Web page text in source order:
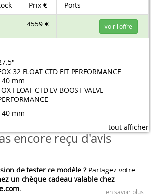
Prix €
Ports
- 4559 € - Voir l'offre
32 FLOAT CTD FIT PERFORMANCE
mm
FLOAT CTD LV BOOST VALVE
mm
tout afficher
encore reçu d'avis
de tester ce modèle ?Partagez votre
un chèque cadeau valable chez
. en savoir plus